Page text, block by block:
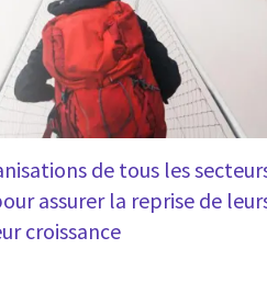
de tous les
assurer la reprise de
croissance